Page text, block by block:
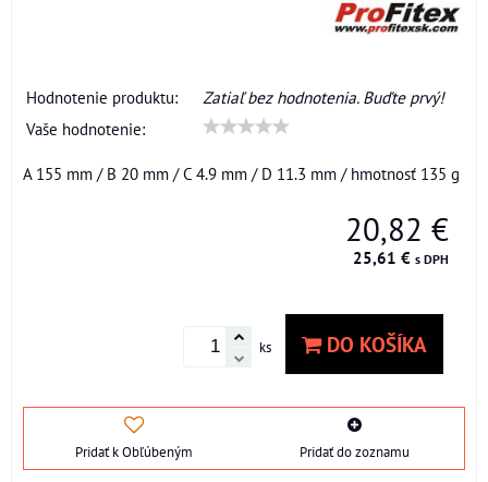
Hodnotenie produktu:
Zatiaľ bez hodnotenia. Buďte prvý!
Vaše hodnotenie:
A 155 mm / B 20 mm / C 4.9 mm / D 11.3 mm / hmotnosť 135 g
20,82 €
25,61 € s DPH
ks DO KOŠÍKA
Pridať k Obľúbeným Pridať do zoznamu